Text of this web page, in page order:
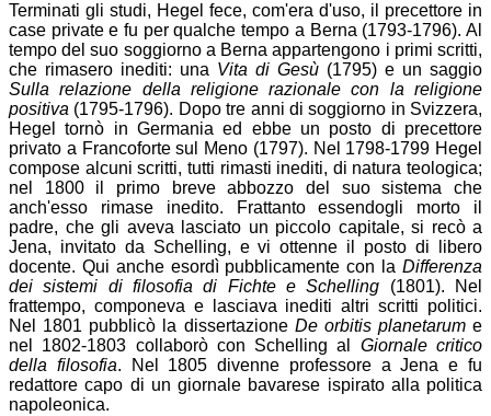
Terminati gli studi, Hegel fece, com'era d'uso, il precettore in
case private e fu per qualche tempo a Berna (1793-1796). Al
tempo del suo soggiorno a Berna appartengono i primi scritti,
che rimasero inediti: una Vita di Gesù (1795) e un saggio
Sulla relazione della religione razionale con la religione
positiva (1795-1796). Dopo tre anni di soggiorno in Svizzera,
Hegel tornò in Germania ed ebbe un posto di precettore
privato a Francoforte sul Meno (1797). Nel 1798-1799 Hegel
compose alcuni scritti, tutti rimasti inediti, di natura teologica;
nel 1800 il primo breve abbozzo del suo sistema che
anch'esso rimase inedito. Frattanto essendogli morto il
padre, che gli aveva lasciato un piccolo capitale, si recò a
Jena, invitato da Schelling, e vi ottenne il posto di libero
docente. Qui anche esordì pubblicamente con la Differenza
dei sistemi di filosofia di Fichte e Schelling (1801). Nel
frattempo, componeva e lasciava inediti altri scritti politici.
Nel 1801 pubblicò la dissertazione De orbitis planetarume
nel 1802-1803 collaborò con Schelling al Giornale critico
della filosofia. Nel 1805 divenne professore a Jena e fu
redattore capo di un giornale bavarese ispirato alla politica
napoleonica.